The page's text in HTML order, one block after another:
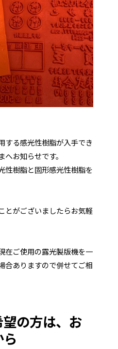
する感光性樹脂が入手でき
お知らせです。
性樹脂と固形感光性樹脂を
とがございましたらお気軽
在ご使用の露光製版機を一
合ありますので併せてご相